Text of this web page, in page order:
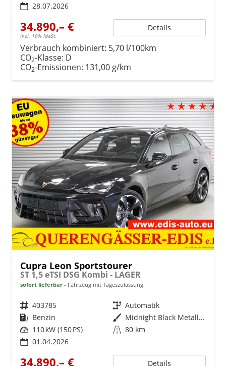
28.07.2026
34.890,– €
incl. 19% MwSt.
Details
Verbrauch kombiniert: 5,70 l/100km
CO2-Klasse: D
CO2-Emissionen: 131,00 g/km
Cupra Leon Sportstourer
ST 1,5 eTSI DSG Kombi - LAGER
sofort lieferbar Fahrzeug mit Tageszulassung
Fahrzeugnr. 403785 Getriebe Automatik
Kraftstoff Benzin Außenfarbe
Midnight Black Metallic (0E)
Leistung 110 kW (150 PS) Kilometerstand 80 km
01.04.2026
34.890,– € Details